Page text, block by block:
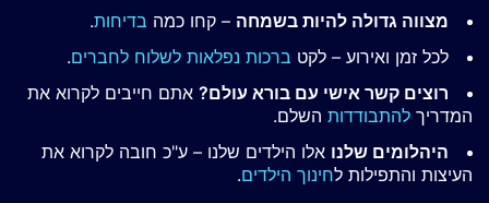
מצווה גדולה להיות בשמחה – קחו כמה בדיחות.
לכל זמן ואירוע – לקט ברכות נפלאות לשלוח לחברים.
רוצים קשר אישי עם בורא עולם? אתם חייבים לקרוא את
המדריך להתבודדות השלם.
היהלומים שלנו אלו הילדים שלנו – ע"כ חובה לקרוא את
העיצות והתפילות לחינוך הילדים.